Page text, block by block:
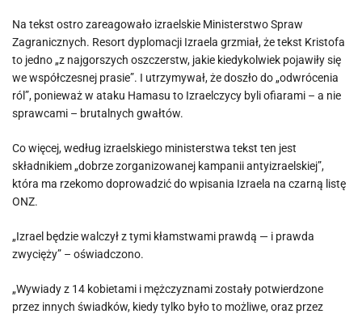
Na tekst ostro zareagowało izraelskie Ministerstwo Spraw
Zagranicznych. Resort dyplomacji Izraela grzmiał, że tekst Kristofa
to jedno „z najgorszych oszczerstw, jakie kiedykolwiek pojawiły się
we współczesnej prasie”. I utrzymywał, że doszło do „odwrócenia
ról”, ponieważ w ataku Hamasu to Izraelczycy byli ofiarami – a nie
sprawcami – brutalnych gwałtów.
Co więcej, według izraelskiego ministerstwa tekst ten jest
składnikiem „dobrze zorganizowanej kampanii antyizraelskiej”,
która ma rzekomo doprowadzić do wpisania Izraela na czarną listę
ONZ.
„Izrael będzie walczył z tymi kłamstwami prawdą — i prawda
zwycięży” – oświadczono.
„Wywiady z 14 kobietami i mężczyznami zostały potwierdzone
przez innych świadków, kiedy tylko było to możliwe, oraz przez